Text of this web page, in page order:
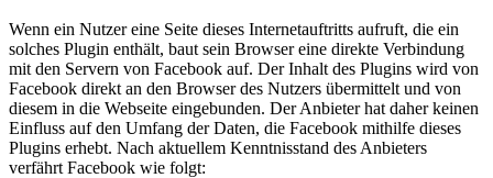
Wenn ein Nutzer eine Seite dieses Internetauftritts aufruft, die ein
solches Plugin enthält, baut sein Browser eine direkte Verbindung
mit den Servern von Facebook auf. Der Inhalt des Plugins wird von
Facebook direkt an den Browser des Nutzers übermittelt und von
diesem in die Webseite eingebunden. Der Anbieter hat daher keinen
Einfluss auf den Umfang der Daten, die Facebook mithilfe dieses
Plugins erhebt. Nach aktuellem Kenntnisstand des Anbieters
verfährt Facebook wie folgt: